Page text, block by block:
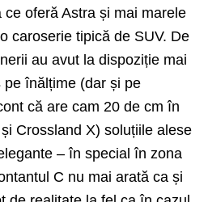
oferă Astra și mai marele
caroserie tipică de SUV. De
au avut la dispoziție mai
pe înălțime (dar și pe
că are cam 20 de cm în
Crossland X) soluțiile alese
– în special în zona
C nu mai arată ca și